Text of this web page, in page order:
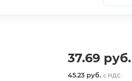
37.69 руб.
45.23 руб.с НДС